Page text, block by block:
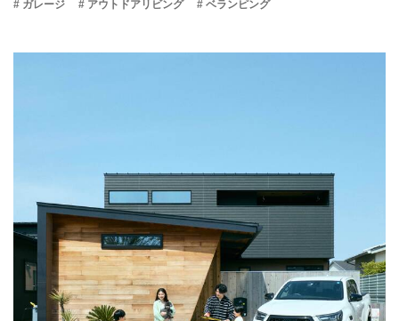
# ガレージ
# アウトドアリビング # ベランピング